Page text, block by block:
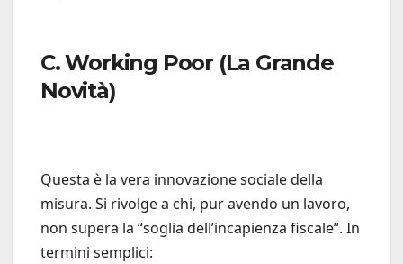
C. Working Poor (La Grande
Novità)
Questa è la vera innovazione sociale della
misura. Si rivolge a chi, pur avendo un lavoro,
non supera la “soglia dell’incapienza fiscale”. In
termini semplici: